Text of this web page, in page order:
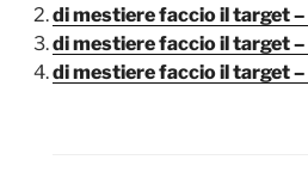
di mestiere faccio il target
di mestiere faccio il target –
di mestiere faccio il target –